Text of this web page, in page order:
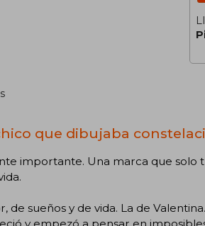
que dibujaba
importante. Una marca que solo
de sueños y de vida. La de